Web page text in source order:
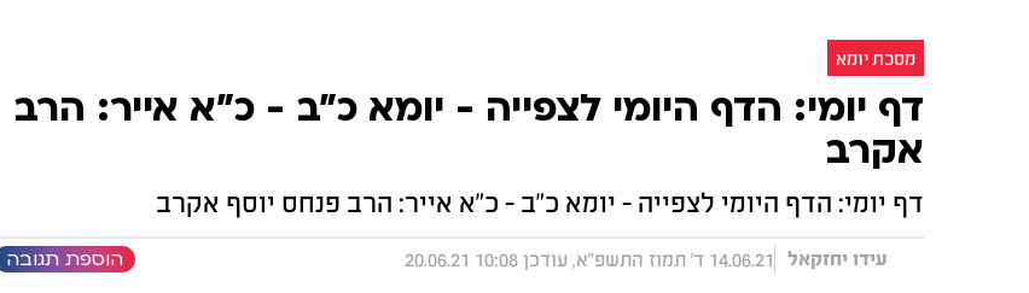
מסכת יומא
דף יומי: הדף היומי לצפייה - יומא כ"ב - כ"א אייר: הרב
אקרב
דף יומי: הדף היומי לצפייה - יומא כ"ב - כ"א אייר: הרב פנחס יוסף אקרב
עידו יחזקאל 14.06.21 ד' תמוז התשפ"א, עודכן 10:08 20.06.21 הוספת תגובה